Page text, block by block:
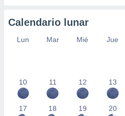
Calendario lunar
Lun Mar Mié Jue
10 11 12 13
17 18 19 20